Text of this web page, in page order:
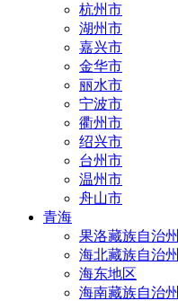
杭州市
湖州市
嘉兴市
金华市
丽水市
宁波市
衢州市
绍兴市
台州市
温州市
舟山市
青海
果洛藏族自治州
海北藏族自治州
海东地区
海南藏族自治州